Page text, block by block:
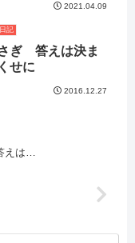
2021.04.09
記
ぎ 答えは決ま
せに
2016.12.27
は…